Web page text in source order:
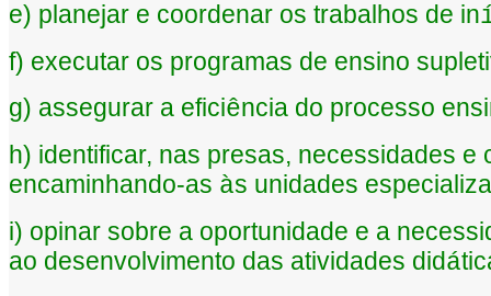
e) planejar e coordenar os trabalhos de in
f) executar os programas de ensino
g) assegurar a eficiência do processo
h) identificar, nas presas, necessidades e
encaminhando-as às unidades
i) opinar sobre a oportunidade e a
ao desenvolvimento das atividades didá